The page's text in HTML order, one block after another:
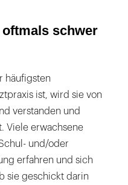
schwer
häufigsten
ist, wird sie von
verstanden und
Viele erwachsene
und/oder
erfahren und sich
sie geschickt darin